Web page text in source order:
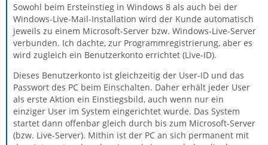
Sowohl beim Ersteinstieg in Windows 8 als auch bei der
Windows-Live-Mail-Installation wird der Kunde automatisch
jeweils zu einem Microsoft-Server bzw. Windows-Live-Server
verbunden. Ich dachte, zur Programmregistrierung, aber es
wird zugleich ein Benutzerkonto errichtet (Live-ID).
Dieses Benutzerkonto ist gleichzeitig der User-ID und das
Passwort des PC beim Einschalten. Daher erhält jeder User
als erste Aktion ein Einstiegsbild, auch wenn nur ein
einziger User im System eingerichtet wurde. Das System
startet dann offenbar gleich durch bis zum Microsoft-Server
(bzw. Live-Server). Mithin ist der PC an sich permanent mit